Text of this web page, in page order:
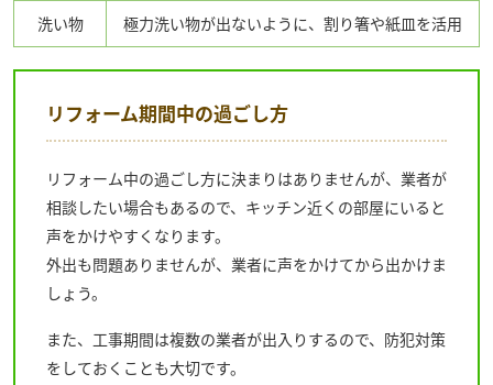
洗い物 極力洗い物が出ないように、割り箸や紙皿を活用
リフォーム期間中の過ごし方
リフォーム中の過ごし方に決まりはありませんが、業者が
相談したい場合もあるので、キッチン近くの部屋にいると
声をかけやすくなります。
外出も問題ありませんが、業者に声をかけてから出かけま
しょう。
また、工事期間は複数の業者が出入りするので、防犯対策
をしておくことも大切です。